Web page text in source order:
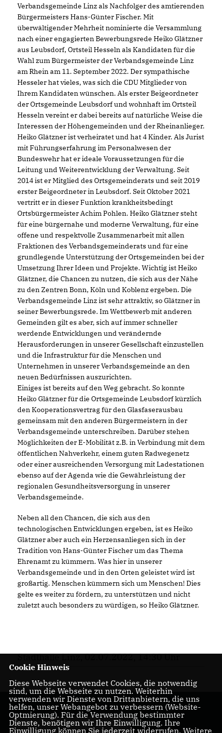
Verbandsgemeinde Linz als Nachfolger des amtierenden
Bürgermeisters Hans-Günter Fischer. Mit
überwältigender Mehrheit nominierte die Versammlung
nach einer engagierten Bewerbungsrede Heiko Glätzner
aus Leubsdorf, Ortsteil Hesseln als Kandidaten für die
Wahl zum Bürgermeister der Verbandsgemeinde Linz
am Rhein am 11. September 2022. Der sympathische
Hesseler hat vieles, was sich die CDU Mitglieder von
Ihrem Kandidaten wünschen. Als erster Beigeordneter
der Ortsgemeinde Leubsdorf und wohnhaft im Ortsteil
Hesseln vereint er dabei bereits auf natürliche Weise die
Interessen der Höhengemeinden und der Rheinanlieger.
Heiko Glätzner ist verheiratet und hat 4 Kinder. Als Jurist
mit Führungserfahrung im Personalwesen der
Bundeswehr hat er ideale Voraussetzungen für die
Leitung und Weiterentwicklung der Verwaltung. Seit
2014 ist er Mitglied des Ortsgemeinderats und seit 2019
erster Beigeordneter in Leubsdorf. Seit Oktober 2021
vertritt er in dieser Funktion krankheitsbedingt
Ortsbürgermeister Achim Pohlen. Heiko Glätzner steht
für eine bürgernahe und moderne Verwaltung, für eine
offene und respektvolle Zusammenarbeit mit allen
Fraktionen des Verbandsgemeinderats und für eine
grundlegende Unterstützung der Ortsgemeinden bei der
Umsetzung Ihrer Ideen und Projekte. Wichtig ist Heiko
Glätzner, die Chancen zu nutzen, die sich aus der Nähe
zu den Zentren Bonn, Köln und Koblenz ergeben. Die
Verbandsgemeinde Linz ist sehr attraktiv, so Glätzner in
seiner Bewerbungsrede. Im Wettbewerb mit anderen
Gemeinden gilt es aber, sich auf immer schneller
werdende Entwicklungen und verändernde
Herausforderungen in unserer Gesellschaft einzustellen
und die Infrastruktur für die Menschen und
Unternehmen in unserer Verbandsgemeinde an den
neuen Bedürfnissen auszurichten.
Einiges ist bereits auf den Weg gebracht. So konnte
Heiko Glätzner für die Ortsgemeinde Leubsdorf kürzlich
den Kooperationsvertrag für den Glasfaserausbau
gemeinsam mit den anderen Bürgermeistern in der
Verbandsgemeinde unterschreiben. Darüber stehen
Möglichkeiten der E-Mobilität z.B. in Verbindung mit dem
öffentlichen Nahverkehr, einem guten Radwegenetz
oder einer ausreichenden Versorgung mit Ladestationen
ebenso auf der Agenda wie die Gewährleistung der
regionalen Gesundheitsversorgung in unserer
Verbandsgemeinde.
Neben all den Chancen, die sich aus den
technologischen Entwicklungen ergeben, ist es Heiko
Glätzner aber auch ein Herzensanliegen sich in der
Tradition von Hans-Günter Fischer um das Thema
Ehrenamt zu kümmern. Was hier in unserer
Verbandsgemeinde und in den Orten geleistet wird ist
großartig. Menschen kümmern sich um Menschen! Dies
gelte es weiter zu fördern, zu unterstützen und nicht
zuletzt auch besonders zu würdigen, so Heiko Glätzner.
Stadthalle Linz, 02.07.2022, 14:30 Uhr
Cookie Hinweis
Diese Webseite verwendet Cookies, die notwendig
sind, um die Webseite zu nutzen. Weiterhin
verwenden wir Dienste von Drittanbietern, die uns
helfen, unser Webangebot zu verbessern (Website-
Optmierung). Für die Verwendung bestimmter
Dienste, benötigen wir Ihre Einwilligung. Ihre
Einwilligung können Sie jederzeit widerrufen. Weitere